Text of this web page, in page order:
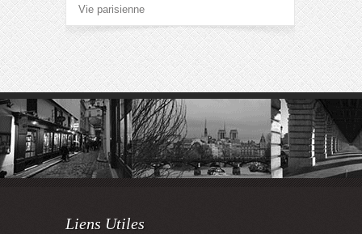
Vie parisienne
Liens Utiles